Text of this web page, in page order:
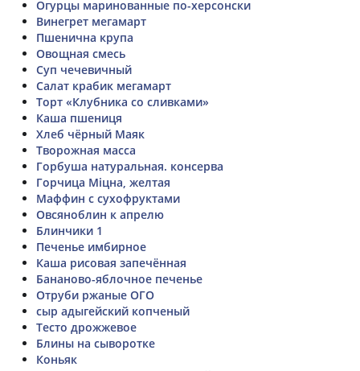
Огурцы маринованные по-херсонски
Винегрет мегамарт
Пшенична крупа
Овощная смесь
Суп чечевичный
Салат крабик мегамарт
Торт «Клубника со сливками»
Каша пшениця
Хлеб чёрный Маяк
Творожная масса
Горбуша натуральная. консерва
Горчица Міцна, желтая
Маффин с сухофруктами
Овсяноблин к апрелю
Блинчики 1
Печенье имбирное
Каша рисовая запечённая
Бананово-яблочное печенье
Отруби ржаные ОГО
сыр адыгейский копченый
Тесто дрожжевое
Блины на сыворотке
Коньяк